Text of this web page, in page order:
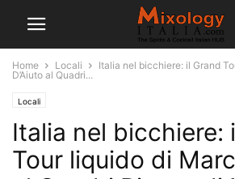
Home Locali
Italia nel bicchiere: il Grand
D’Aiuto al Quadri...
Locali
Italia nel bicchiere:
Tour liquido di